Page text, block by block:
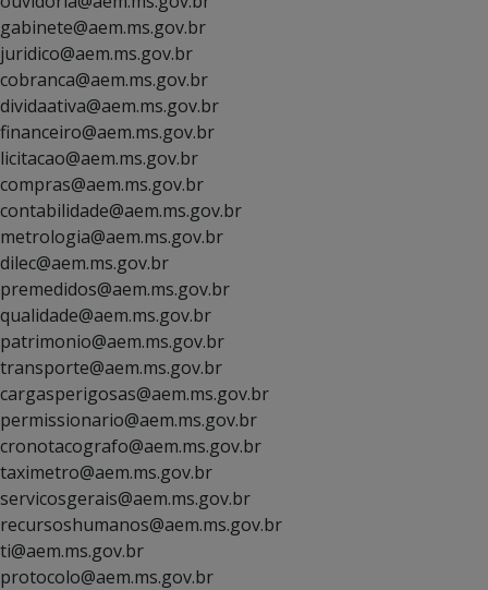
gabinete@aem.ms.gov.br
juridico@aem.ms.gov.br
cobranca@aem.ms.gov.br
dividaativa@aem.ms.gov.br
financeiro@aem.ms.gov.br
licitacao@aem.ms.gov.br
compras@aem.ms.gov.br
contabilidade@aem.ms.gov.br
metrologia@aem.ms.gov.br
dilec@aem.ms.gov.br
premedidos@aem.ms.gov.br
qualidade@aem.ms.gov.br
patrimonio@aem.ms.gov.br
transporte@aem.ms.gov.br
cargasperigosas@aem.ms.gov.br
permissionario@aem.ms.gov.br
cronotacografo@aem.ms.gov.br
taximetro@aem.ms.gov.br
servicosgerais@aem.ms.gov.br
recursoshumanos@aem.ms.gov.br
ti@aem.ms.gov.br
protocolo@aem.ms.gov.br